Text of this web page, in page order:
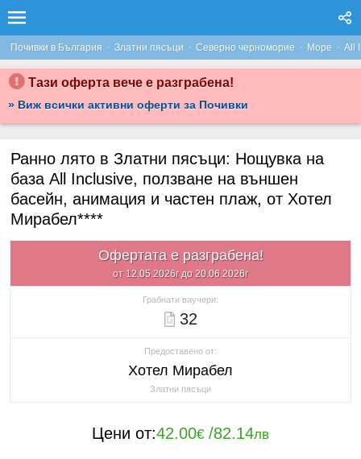
Почивки в България · Златни пясъци · Северно черноморие · Море · All
Тази оферта вече е разграбена!
» Виж всички активни оферти за Почивки
Ранно лято в Златни пясъци: Нощувка на
база All Inclusive, ползване на външен
басейн, анимация и частен плаж, от Хотел
Мирабел****
Офертата е разграбена!
от 12.05.2026г до 20.06.2026г
Грабнати ваучери:
32
Предоставено от:
Хотел Мирабел
Златни пясъци
Цени от:42.00€ /82.14лв